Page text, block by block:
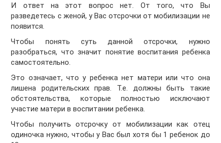
И ответ на этот вопрос нет. От того, что Вы
разведетесь с женой, у Вас отсрочки от мобилизации не
появится.
Чтобы понять суть данной отсрочки, нужно
разобраться, что значит понятие воспитания ребенка
самостоятельно.
Это означает, что у ребенка нет матери или что она
лишена родительских прав. Т.е. должны быть такие
обстоятельства, которые полностью исключают
участие матери в воспитании ребенка.
Чтобы получить отсрочку от мобилизации как отец
одиночка нужно, чтобы у Вас был хотя бы 1 ребенок до